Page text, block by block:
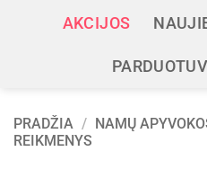
AKCIJOS
PRADŽIA / NAMŲ
REIKMENYS